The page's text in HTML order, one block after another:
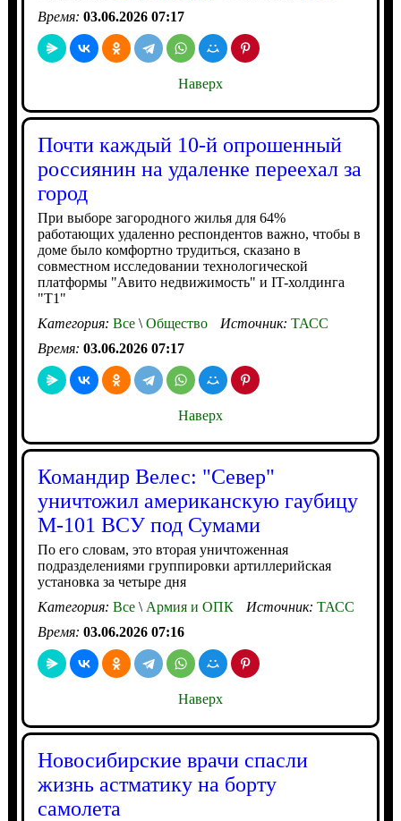
Время: 03.06.2026 07:17
Наверх
Почти каждый 10-й опрошенный
россиянин на удаленке переехал за
город
При выборе загородного жилья для 64%
работающих удаленно респондентов важно, чтобы в
доме было комфортно трудиться, сказано в
совместном исследовании технологической
платформы "Авито недвижимость" и IT-холдинга
"Т1"
Категория: Все\Общество Источник: ТАСС
Время: 03.06.2026 07:17
Наверх
Командир Велес: "Север"
уничтожил американскую гаубицу
М-101 ВСУ под Сумами
По его словам, это вторая уничтоженная
подразделениями группировки артиллерийская
установка за четыре дня
Категория: Все\Армия и ОПК Источник: ТАСС
Время: 03.06.2026 07:16
Наверх
Новосибирские врачи спасли
жизнь астматику на борту
самолета